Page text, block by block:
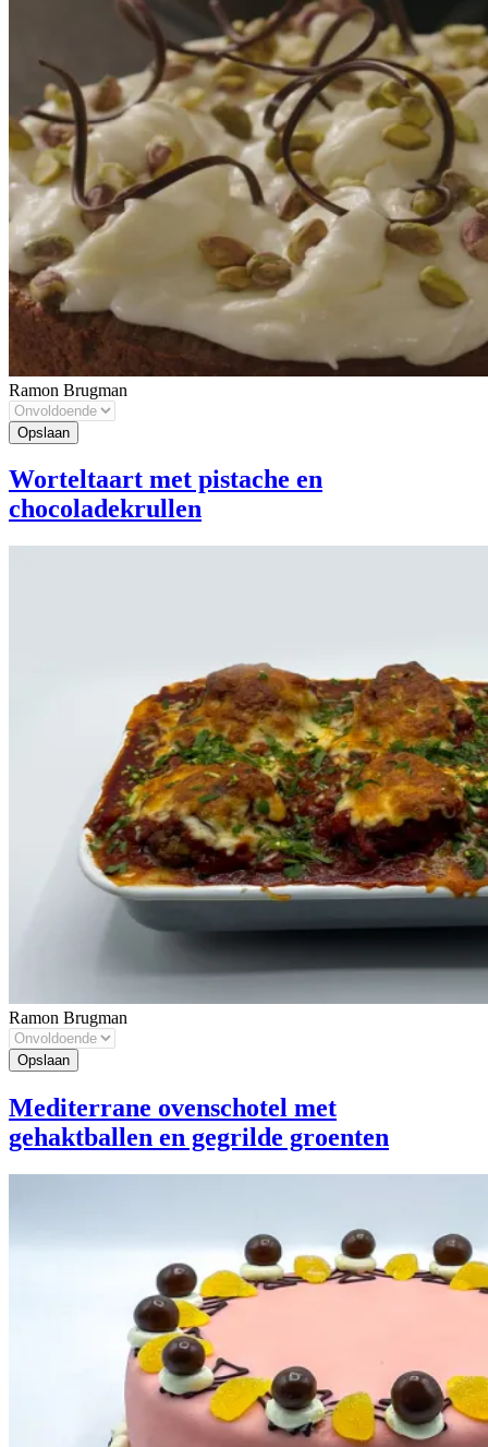
Ramon Brugman
Worteltaart met pistache en
chocoladekrullen
Ramon Brugman
Mediterrane ovenschotel met
gehaktballen en gegrilde groenten